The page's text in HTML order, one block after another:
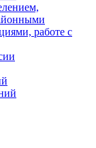
работе с